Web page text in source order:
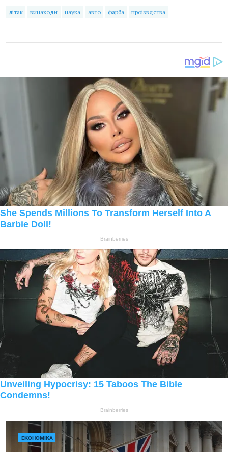
літак винаходи наука авто фарба проізвдства
ЕКОНОМІКА